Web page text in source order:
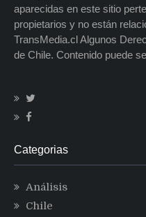
aparecidas en este sitio
propietarios y no están
TransMedia.cl Algunos
de Chile. Contenido puede
Categorias
Análisis
Chile